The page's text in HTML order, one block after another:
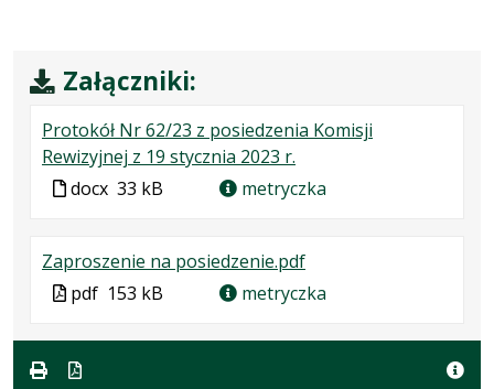
Załączniki:
Protokół Nr 62/23 z posiedzenia Komisji
Rewizyjnej z 19 stycznia 2023 r.
Plik
docx
Rozmiar
kB
Plik
docx 33 kB metryczka
Zaproszenie na posiedzenie.pdf.
Plik
formacie:
.
Rozmiar
153
.
Otwiera
w
Plik
formacie
pdf 153 kB metryczka